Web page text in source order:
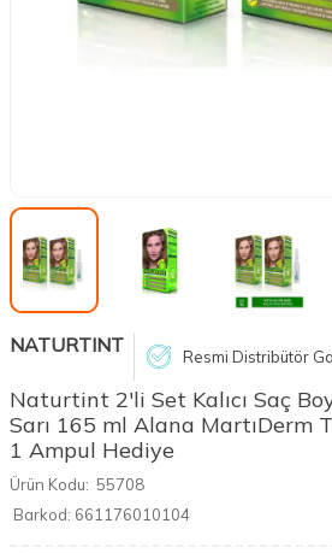
NATURTINT Resmi Distribütör
Naturtint 2'li Set Kalıcı Saç
Sarı 165 ml Alana MartıDerm
1 Ampul Hediye
Ürün Kodu: 55708
Barkod: 661176010104